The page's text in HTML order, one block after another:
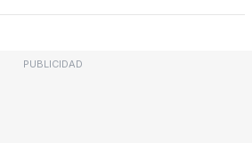
PUBLICIDAD